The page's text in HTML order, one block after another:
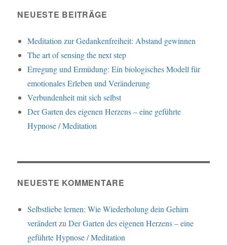
NEUESTE BEITRÄGE
Meditation zur Gedankenfreiheit: Abstand gewinnen
The art of sensing the next step
Erregung und Ermüdung: Ein biologisches Modell für
emotionales Erleben und Veränderung
Verbundenheit mit sich selbst
Der Garten des eigenen Herzens – eine geführte
Hypnose / Meditation
NEUESTE KOMMENTARE
Selbstliebe lernen: Wie Wiederholung dein Gehirn
verändertzuDer Garten des eigenen Herzens – eine
geführte Hypnose / Meditation